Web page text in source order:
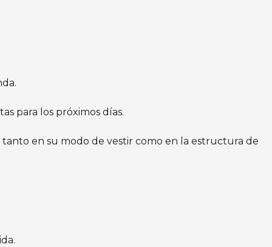
para los próximos días.
en su modo de vestir como en la estructura de